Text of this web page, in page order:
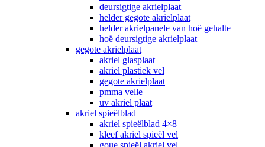
deursigtige akrielplaat
helder gegote akrielplaat
helder akrielpanele van hoë gehalte
hoë deursigtige akrielplaat
gegote akrielplaat
akriel glasplaat
akriel plastiek vel
gegote akrielplaat
pmma velle
uv akriel plaat
akriel spieëlblad
akriel spieëlblad 4×8
kleef akriel spieël vel
goue spieël akriel vel